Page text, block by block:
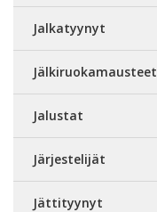
Jalkatyynyt
Jälkiruokamausteet
Jalustat
Järjestelijät
Jättityynyt